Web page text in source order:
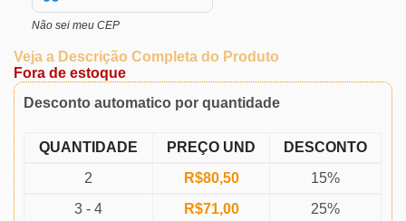
Não sei meu CEP
Veja a Descrição Completa do Produto
Fora de estoque
Desconto automatico por quantidade
QUANTIDADE PREÇO UND
DESCONTO
2
R$80,50
15%
3 - 4
R$71,00
25%